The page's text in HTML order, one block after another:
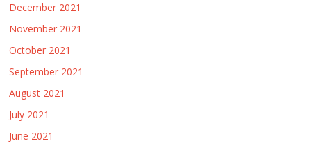
December 2021
November 2021
October 2021
September 2021
August 2021
July 2021
June 2021